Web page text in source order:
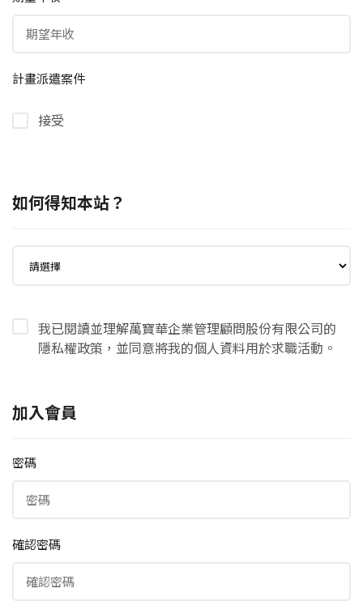
計畫派遣案件
接受
如何得知本站？
我已閱讀並理解萬寶華企業管理顧問股份有限公司的
隱私權政策，並同意將我的個人資料用於求職活動。
加入會員
密碼
確認密碼